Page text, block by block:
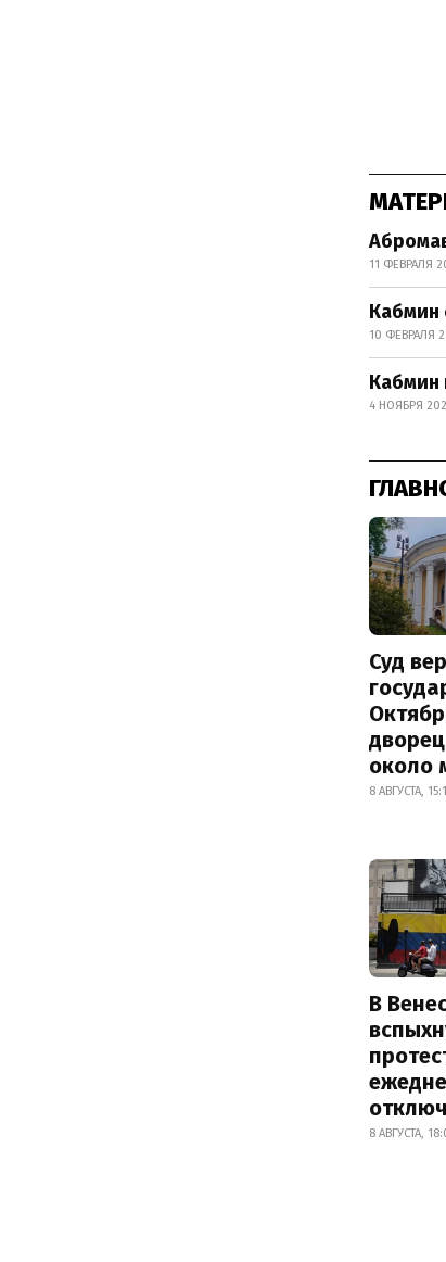
11 ФЕВРАЛЯ
Кабмин
10 ФЕВРАЛЯ
Кабмин
4 НОЯБРЯ
Суд
около
8 АВГУСТА,
В
8 АВГУСТА,